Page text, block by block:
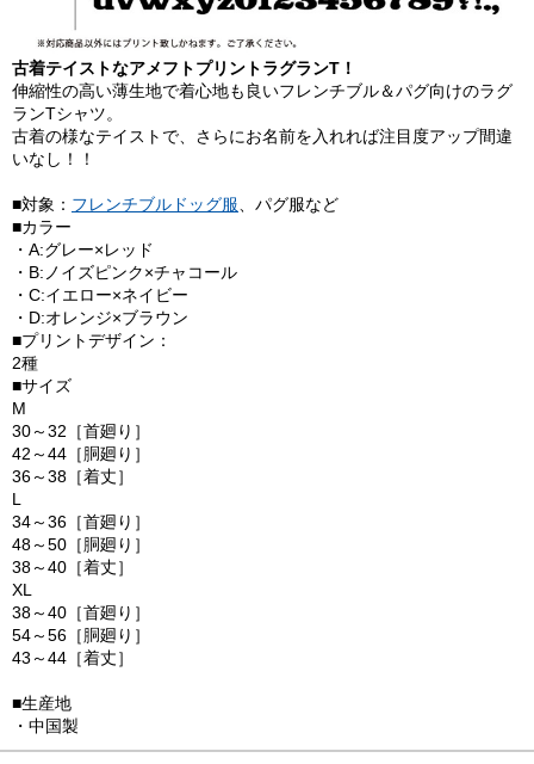
古着テイストなアメフトプリントラグランT！
伸縮性の高い薄生地で着心地も良いフレンチブル＆パグ向けのラグ
ランTシャツ。
古着の様なテイストで、さらにお名前を入れれば注目度アップ間違
いなし！！
■対象： フレンチブルドッグ服 、パグ服など
■カラー
・A:グレー×レッド
・B:ノイズピンク×チャコール
・C:イエロー×ネイビー
・D:オレンジ×ブラウン
■プリントデザイン：
2種
■サイズ
M
30～32［首廻り］
42～44［胴廻り］
36～38［着丈］
L
34～36［首廻り］
48～50［胴廻り］
38～40［着丈］
XL
38～40［首廻り］
54～56［胴廻り］
43～44［着丈］
■生産地
・中国製